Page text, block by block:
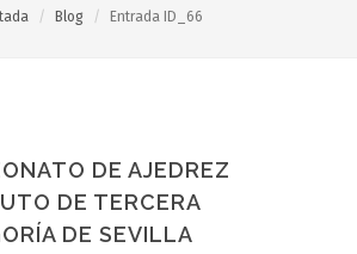
Blog Entrada ID_66
DE AJEDREZ
DE TERCERA
DE SEVILLA